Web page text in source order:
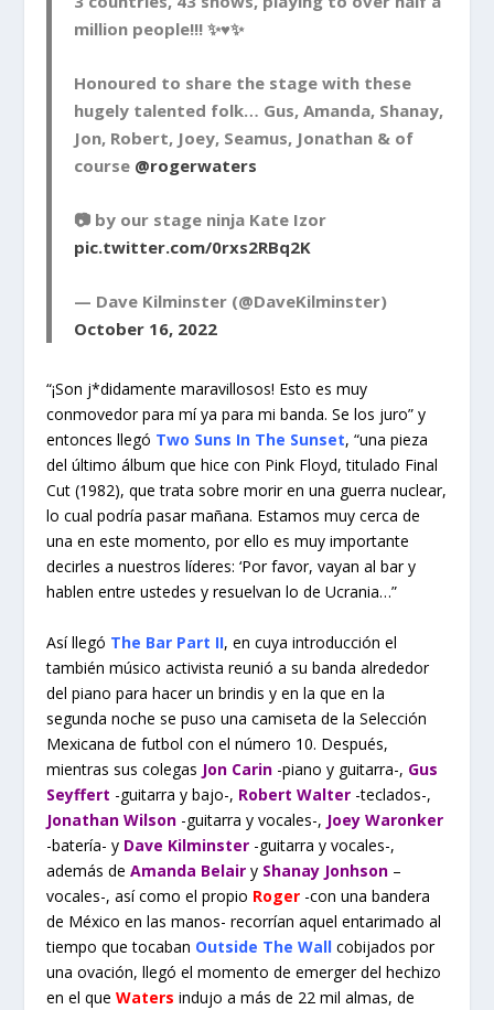
million people!!! ✨♥️✨
Honoured to share the stage with these
hugely talented folk… Gus, Amanda, Shanay,
Jon, Robert, Joey, Seamus, Jonathan & of
course @rogerwaters
📷 by our stage ninja Kate Izor
pic.twitter.com/0rxs2RBq2K
— Dave Kilminster (@DaveKilminster)
October 16, 2022
“¡Son j*didamente maravillosos! Esto es muy
conmovedor para mí ya para mi banda. Se los juro” y
entonces llegó Two Suns In The Sunset, “una pieza
del último álbum que hice con Pink Floyd, titulado Final
Cut (1982), que trata sobre morir en una guerra nuclear,
lo cual podría pasar mañana. Estamos muy cerca de
una en este momento, por ello es muy importante
decirles a nuestros líderes: ‘Por favor, vayan al bar y
hablen entre ustedes y resuelvan lo de Ucrania…”
Así llegó The Bar Part II, en cuya introducción el
también músico activista reunió a su banda alrededor
del piano para hacer un brindis y en la que en la
segunda noche se puso una camiseta de la Selección
Mexicana de futbol con el número 10. Después,
mientras sus colegas Jon Carin -piano y guitarra-, Gus
Seyffert -guitarra y bajo-, Robert Walter -teclados-,
Jonathan Wilson -guitarra y vocales-, Joey Waronker
-batería- y Dave Kilminster -guitarra y vocales-,
además deAmanda Belair y Shanay Jonhson –
vocales-, así como el propio Roger -con una bandera
de México en las manos- recorrían aquel entarimado al
tiempo que tocaban Outside The Wall cobijados por
una ovación, llegó el momento de emerger del hechizo
en el queWaters indujo a más de 22 mil almas, de